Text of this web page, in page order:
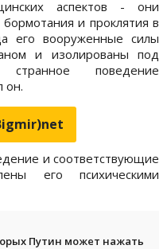
аспектов - они
и проклятия в
его вооруженные силы
и изолированы под
поведение
он.
и соответствующие
его психическими
Путин может нажать